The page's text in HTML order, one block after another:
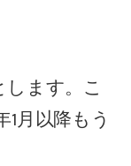
ます。こ
月以降もう